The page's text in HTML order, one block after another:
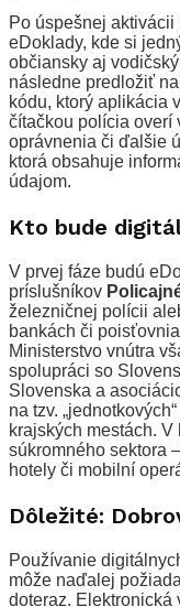
Po úspešnej
eDoklady, kde si
občiansky aj
následne predložiť
kódu, ktorý aplikácia
čítačkou polícia overí
oprávnenia či ďalšie
ktorá obsahuje
údajom.
Kto bude
V prvej fáze budú
príslušníkov
železničnej polícii
bankách či
Ministerstvo vnútra
spolupráci so
Slovenska a
na tzv.
krajských mestách.
súkromného sektora
hotely či mobilní
Dôležité:
Používanie
môže naďalej
doteraz. Elektronická